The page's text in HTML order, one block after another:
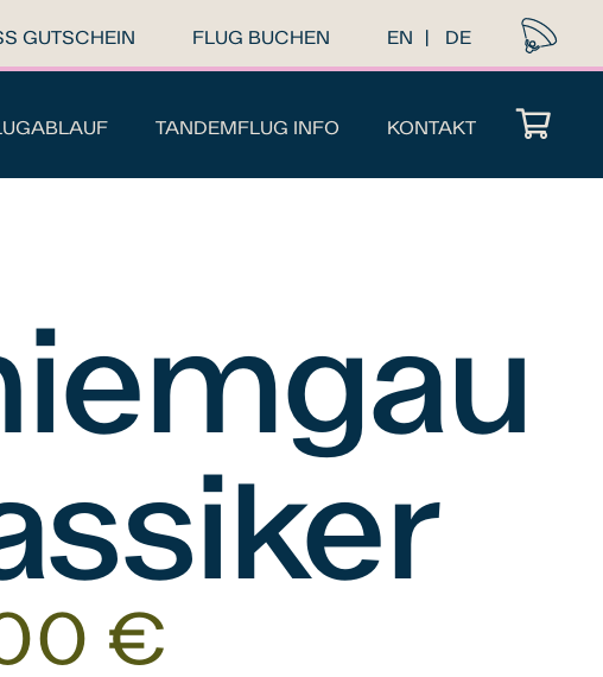
GUTSCHEIN FLUG BUCHEN EN DE
TANDEMFLUG INFO KONTAKT
€